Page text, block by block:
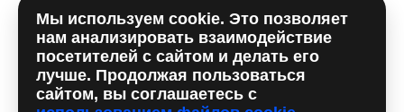
Отправляя форму, вы принимаете политику
использования сookieи даете согласие наобработку
персональных данный
Мы используем cookie. Это позволяет
нам анализировать взаимодействие
посетителей с сайтом и делать его
лучше. Продолжая пользоваться
сайтом, вы соглашаетесь с